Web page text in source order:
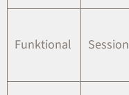
Funktional Session